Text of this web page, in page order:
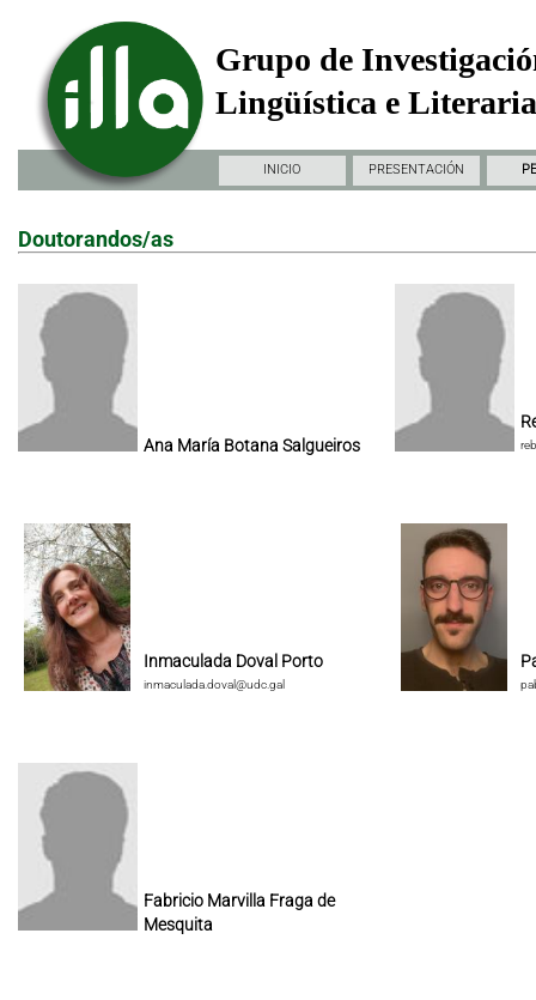
Grupo de
Lingüística e
INICIO PRESENTACIÓN
Doutorandos/as
Ana María Botana Salgueiros
Inmaculada Doval Porto
inmaculada.doval@udc.gal
Fabricio Marvilla Fraga de
Mesquita